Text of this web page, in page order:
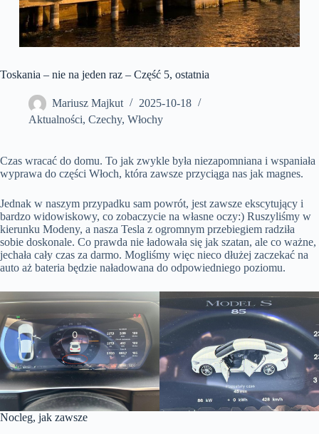
Toskania – nie na jeden raz – Część 5, ostatnia
Mariusz Majkut
2025-10-18
Aktualności, Czechy, Włochy
Czas wracać do domu. To jak zwykle była niezapomniana i wspaniała
wyprawa do części Włoch, która zawsze przyciąga nas jak magnes.
Jednak w naszym przypadku sam powrót, jest zawsze ekscytujący i
bardzo widowiskowy, co zobaczycie na własne oczy:) Ruszyliśmy w
kierunku Modeny, a nasza Tesla z ogromnym przebiegiem radziła
sobie doskonale. Co prawda nie ładowała się jak szatan, ale co ważne,
jechała cały czas za darmo. Mogliśmy więc nieco dłużej zaczekać na
auto aż bateria będzie naładowana do odpowiedniego poziomu.
Nocleg, jak zawsze